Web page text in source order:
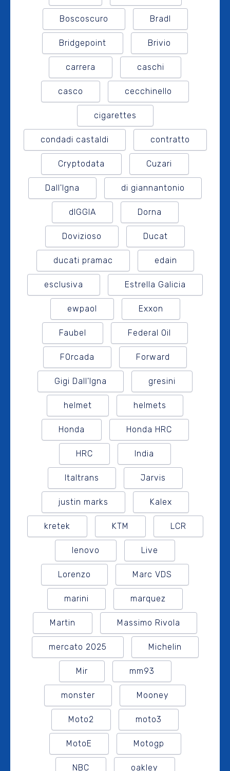
Boscoscuro Bradl
Bridgepoint Brivio
carrera caschi
casco cecchinello
cigarettes
condadi castaldi contratto
Cryptodata Cuzari
Dall'Igna di giannantonio
dIGGIA Dorna
Dovizioso Ducat
ducati pramac edain
esclusiva Estrella Galicia
ewpaol Exxon
Faubel Federal Oil
FOrcada Forward
Gigi Dall'Igna gresini
helmet helmets
Honda Honda HRC
HRC India
Italtrans Jarvis
justin marks Kalex
kretek KTM LCR
lenovo Live
Lorenzo Marc VDS
marini marquez
Martin Massimo Rivola
mercato 2025 Michelin
Mir mm93
monster Mooney
Moto2 moto3
MotoE Motogp
NBC oakley